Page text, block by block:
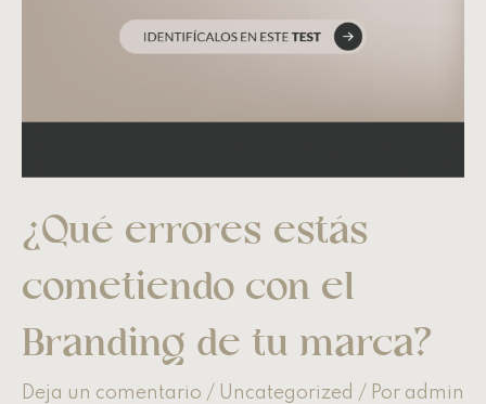
¿Qué errores estás
cometiendo con el
Branding de tu marca?
Deja un comentario / Uncategorized / Por admin